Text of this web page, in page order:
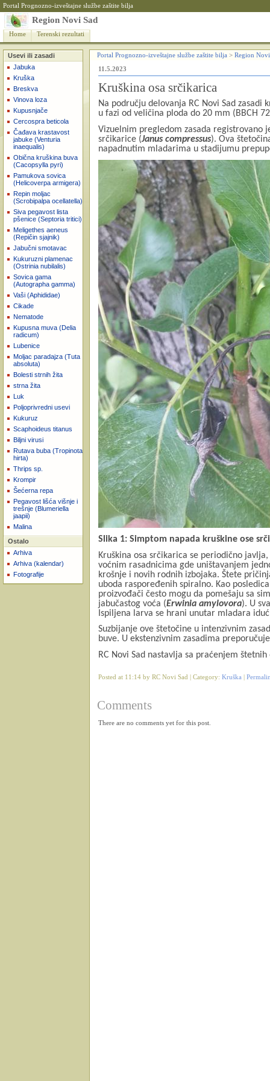
Portal Prognozno-izveštajne službe zaštite bilja
Region Novi Sad
Home Terenski rezultati
Usevi ili zasadi
Jabuka
Kruška
Breskva
Vinova loza
Kupusnjače
Cercospra beticola
Čađava krastavost
jabuke (Venturia
inaequalis)
Obična kruškina buva
(Cacopsylla pyri)
Pamukova sovica
(Helicoverpa armigera)
Repin moljac
(Scrobipalpa ocellatella)
Siva pegavost lista
pšenice (Septoria tritici)
Meligethes aeneus
(Repičin sjajnik)
Jabučni smotavac
Kukuruzni plamenac
(Ostrinia nubilalis)
Sovica gama
(Autographa gamma)
Vaši (Aphididae)
Cikade
Nematode
Kupusna muva (Delia
radicum)
Lubenice
Moljac paradajza (Tuta
absoluta)
Bolesti strnih žita
strna žita
Luk
Poljoprivredni usevi
Kukuruz
Scaphoideus titanus
Biljni virusi
Rutava buba (Tropinota
hirta)
Thrips sp.
Krompir
Šećerna repa
Pegavost lišća višnje i
trešnje (Blumeriella
jaapii)
Malina
Ostalo
Arhiva
Arhiva (kalendar)
Fotografije
Portal Prognozno-izveštajne službe zaštite bilja > Region
11.5.2023
Kruškina osa srčikarica
Na području delovanja RC Novi Sad
u fazi od veličina ploda do 20 mm (BBCH
Vizuelnim pregledom zasada registrovano
srčikarice (Janus compressus). Ova
napadnutim mladarima u stadijumu
Slika 1: Simptom napada kruškine ose
Kruškina osa srčikarica se periodično
voćnim rasadnicima gde uništavanjem
krošnje i novih rodnih izbojaka. Štete
uboda raspoređenih spiralno. Kao
proizvođači često mogu da pomešaju sa
jabučastog voća (Erwinia amylovora). U
Ispiljena larva se hrani unutar mladara
Suzbijanje ove štetočine u intenzivnim
buve. U ekstenzivnim zasadima
RC Novi Sad nastavlja sa praćenjem
Posted at 11:14 by RC Novi Sad | Category: Kruška
Comments
There are no comments yet for this post.